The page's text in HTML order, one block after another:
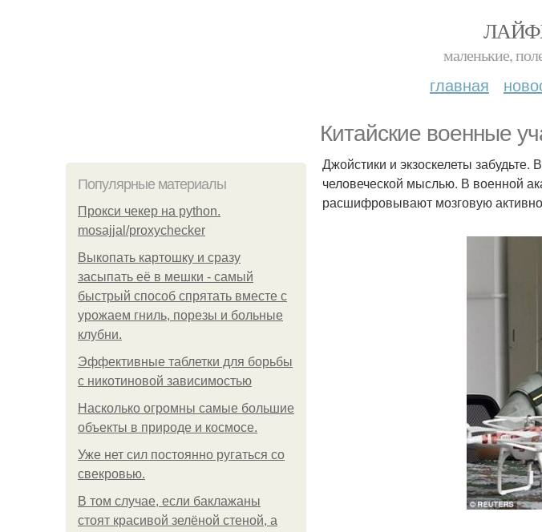
маленькие,
главная
Китайские военные
Популярные материалы
Прокси чекер на python.
mosajjal/proxychecker
Выкопать картошку и сразу
засыпать её в мешки - самый
быстрый способ спрятать вместе с
урожаем гниль, порезы и больные
клубни.
Эффективные таблетки для борьбы
с никотиновой зависимостью
Насколько огромны самые большие
объекты в природе и космосе.
Уже нет сил постоянно ругаться со
свекровью.
В том случае, если баклажаны
стоят красивой зелёной стеной, а
Джойстики и экзоскелеты
человеческой мыслью. В военной
расшифровывают мозговую